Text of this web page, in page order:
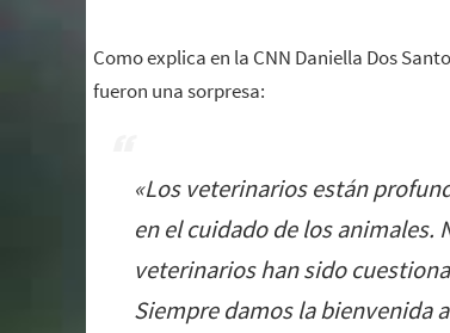
Como explica en la CNN Daniella Dos
fueron una sorpresa:
«Los veterinarios están
en el cuidado de los animales.
veterinarios han sido
Siempre damos la bienvenida